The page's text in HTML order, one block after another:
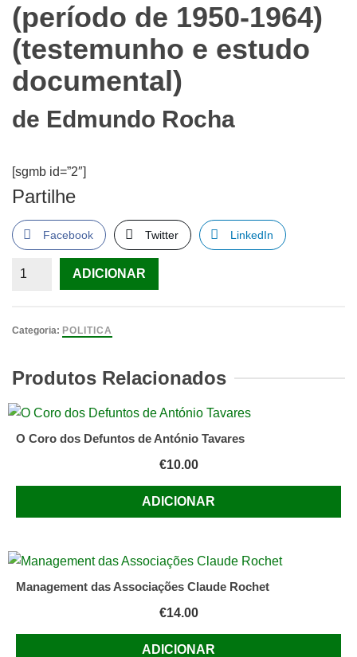
(período de 1950-1964)
(testemunho e estudo
documental)
de Edmundo Rocha
[sgmb id=”2″]
Partilhe
Facebook Twitter LinkedIn
Quantidade
-
Estudo
da
do
Moderno
1950-
1964)
ADICIONAR
Categoria: POLITICA
Produtos Relacionados
O Coro dos Defuntos de António Tavares
€10.00
ADICIONAR
Management das Associações Claude Rochet
€14.00
ADICIONAR